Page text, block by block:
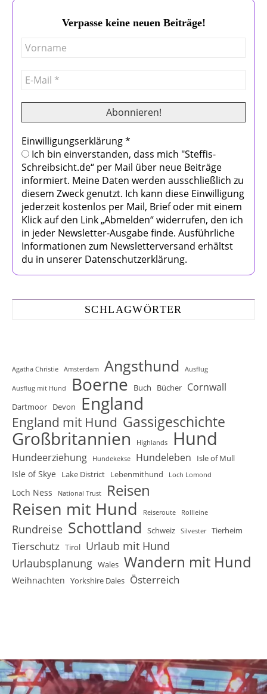
Verpasse keine neuen Beiträge!
Einwilligungserklärung*
Ich bin einverstanden, dass mich "Steffis-
Schreibsicht.de“ per Mail über neue Beiträge
informiert. Meine Daten werden ausschließlich zu
diesem Zweck genutzt. Ich kann diese Einwilligung
jederzeit kostenlos per Mail, Brief oder mit einem
Klick auf den Link „Abmelden“ widerrufen, den ich
in jeder Newsletter-Ausgabe finde. Ausführliche
Informationen zum Newsletterversand erhältst
du in unserer Datenschutzerklärung.
SCHLAGWÖRTER
Agatha Christie Amsterdam Angsthund Ausflug
Ausflug mit Hund Boerne Buch Bücher Cornwall
Dartmoor Devon England
England mit Hund Gassigeschichte
Großbritannien Highlands Hund
Hundeerziehung Hundekekse Hundeleben Isle of Mull
Isle of Skye Lake District Lebenmithund Loch Lomond
Loch Ness National Trust Reisen
Reisen mit Hund Reiseroute Rollleine
Rundreise Schottland Schweiz Silvester Tierheim
Tierschutz Tirol Urlaub mit Hund
Urlaubsplanung Wales Wandern mit Hund
Weihnachten Yorkshire Dales Österreich